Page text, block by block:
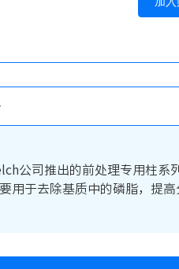
公司推出的前处理专用柱系
用于去除基质中的磷脂，提